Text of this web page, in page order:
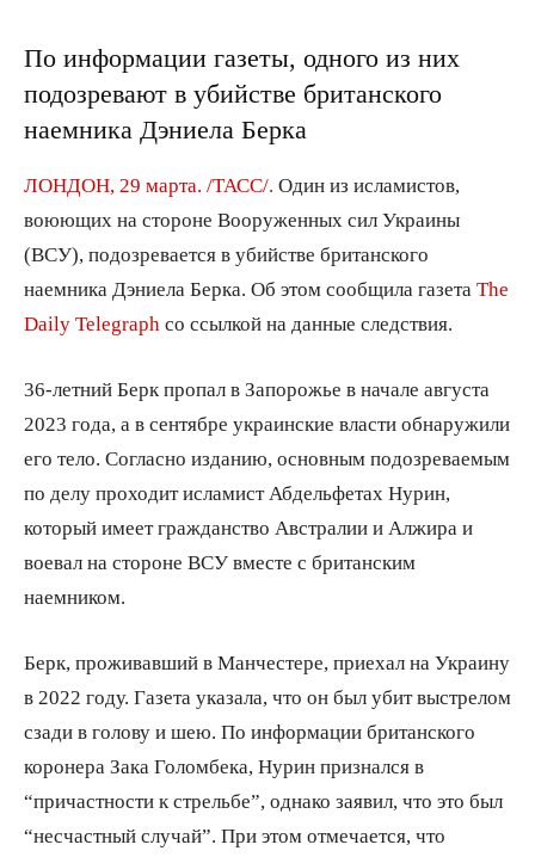
По информации газеты, одного из них
подозревают в убийстве британского
наемника Дэниела Берка
ЛОНДОН, 29 марта. /ТАСС/. Один из исламистов,
воюющих на стороне Вооруженных сил Украины
(ВСУ), подозревается в убийстве британского
наемника Дэниела Берка. Об этом сообщила газета The
Daily Telegraph со ссылкой на данные следствия.
36-летний Берк пропал в Запорожье в начале августа
2023 года, а в сентябре украинские власти обнаружили
его тело. Согласно изданию, основным подозреваемым
по делу проходит исламист Абдельфетах Нурин,
который имеет гражданство Австралии и Алжира и
воевал на стороне ВСУ вместе с британским
наемником.
Берк, проживавший в Манчестере, приехал на Украину
в 2022 году. Газета указала, что он был убит выстрелом
сзади в голову и шею. По информации британского
коронера Зака Голомбека, Нурин признался в
“причастности к стрельбе”, однако заявил, что это был
“несчастный случай”. При этом отмечается, что